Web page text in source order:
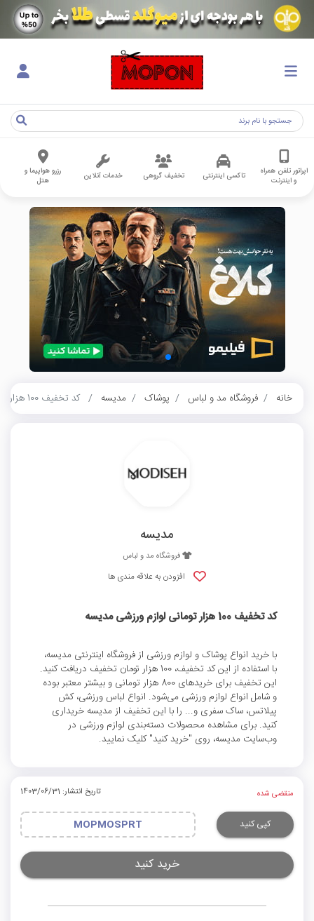
اپراتور تلفن همراه
و اینترنت
تاکسی اینترنتی تخفیف گروهی خدمات آنلاین
رزرو هواپیما و
هتل
خانه فروشگاه مد و لباس پوشاک مدیسه کد تخفیف 100 هزار تومانی لوازم ورزشی مدیسه
مدیسه
فروشگاه مد و لباس
افزودن به علاقه مندی ها
کد تخفیف 100 هزار تومانی لوازم ورزشی مدیسه
با خرید انواع پوشاک و لوازم ورزشی از فروشگاه اینترنتی مدیسه،
با استفاده از این کد تخفیف، 100 هزار تومان تخفیف دریافت کنید.
این تخفیف برای خریدهای 800 هزار تومانی و بیشتر معتبر بوده
و شامل انواع لوازم ورزشی می‌شود. انواع لباس ورزشی، کش
پیلاتس، ساک سفری و... را با این تخفیف از مدیسه خریداری
کنید. برای مشاهده محصولات دسته‌بندی لوازم ورزشی در
وب‌سایت مدیسه، روی "خرید کنید" کلیک نمایید.
منقضی شده تاریخ انتشار: 1403/06/31
کپی کنید MOPMOSPRT
خرید کنید